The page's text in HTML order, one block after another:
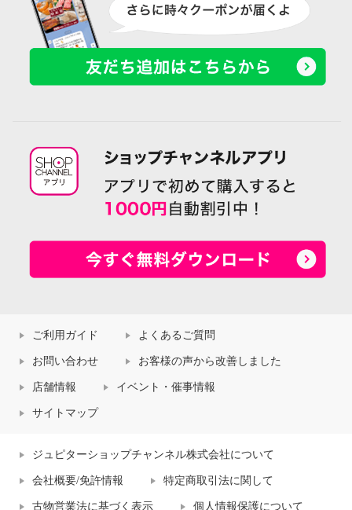
ご利用ガイド よくあるご質問
お問い合わせ お客様の声から改善しました
店舗情報 イベント・催事情報
サイトマップ
ジュピターショップチャンネル株式会社について
会社概要/免許情報 特定商取引法に関して
古物営業法に基づく表示 個人情報保護について